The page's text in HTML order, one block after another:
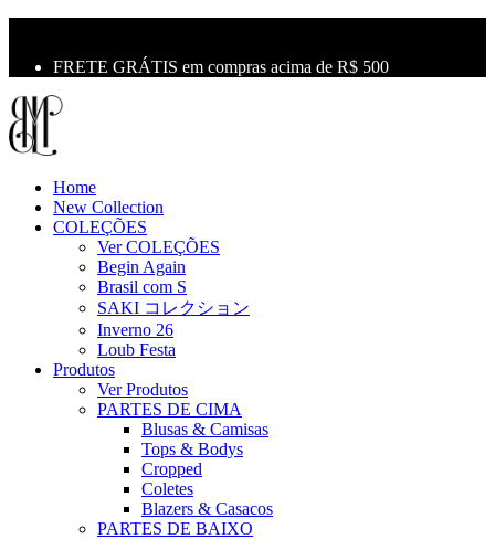
FRETE GRÁTIS em compras acima de R$ 500
Home
New Collection
COLEÇÕES
Ver COLEÇÕES
Begin Again
Brasil com S
SAKI コレクション
Inverno 26
Loub Festa
Produtos
Ver Produtos
PARTES DE CIMA
Blusas & Camisas
Tops & Bodys
Cropped
Coletes
Blazers & Casacos
PARTES DE BAIXO